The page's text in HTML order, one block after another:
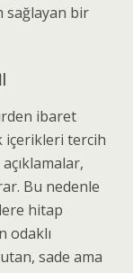
sağlayan bir
ibaret
içerikleri tercih
Bu nedenle
hitap
odaklı
sade ama